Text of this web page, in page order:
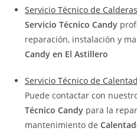
Servicio Técnico de
Servicio Técnico Candy
reparación, instalación y
Candy en El Astillero
Servicio Técnico de
Puede contactar con
Técnico Candy para la
mantenimiento de